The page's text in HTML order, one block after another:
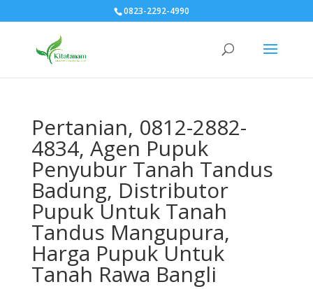
0823-2292-4990
Pertanian, 0812-2882-
4834, Agen Pupuk
Penyubur Tanah Tandus
Badung, Distributor
Pupuk Untuk Tanah
Tandus Mangupura,
Harga Pupuk Untuk
Tanah Rawa Bangli